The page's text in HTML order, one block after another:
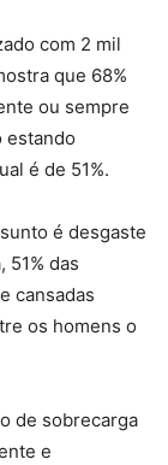
com 2 mil
que 68%
ou sempre
estando
é de 51%.
é desgaste
51% das
cansadas
os homens o
de sobrecarga
e